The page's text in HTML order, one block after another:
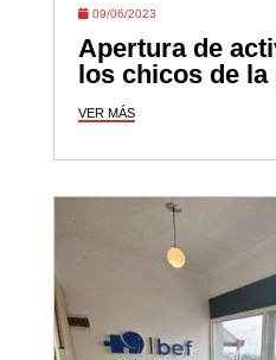
09/06/2023
Apertura de
los chicos de la
VER MÁS